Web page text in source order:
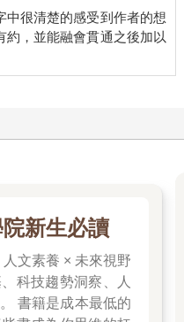
中很清楚的感受到作者的想
，並能融會貫通之後加以
新生必讀
文素養 × 未來視野
科技趨勢洞察、人
書籍是成本最低的